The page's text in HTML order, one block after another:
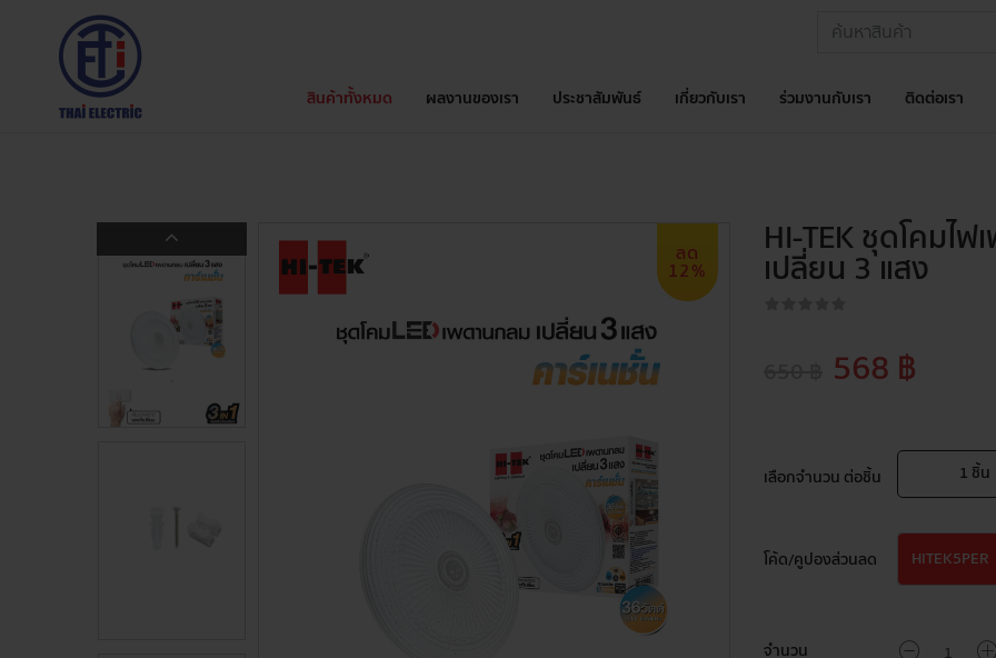
สินค้าทั้งหมด ผลงานของเรา ประชาสัมพันธ์ เกี่ยวกับเรา ร่วมงานกับเรา ติดต่อเรา
ลด
12%
HI-TEK ชุดโคมไ
เปลี่ยน 3 แสง
568 ฿
เลือกจำนวน ต่อชิ้น 1 ชิ้น
โค้ด/คูปองส่วนลด HITEK5PER
จำนวน